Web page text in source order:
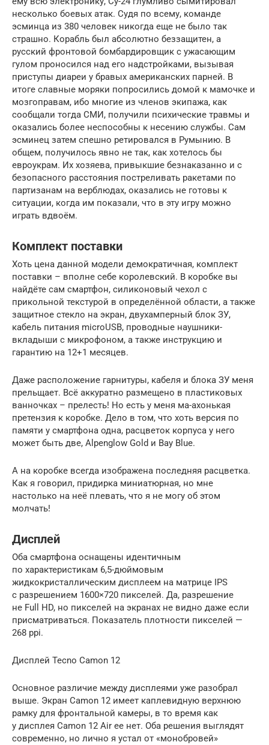
несколько боевых атак. Судя по всему, команде
эсминца из 380 человек никогда еще не было так
страшно. Корабль был абсолютно беззащитен, а
русский фронтовой бомбардировщик с ужасающим
гулом проносился над его надстройками, вызывая
приступы диареи у бравых американских парней. В
итоге славные моряки попросились домой к мамочке и
мозгоправам, ибо многие из членов экипажа, как
сообщали тогда СМИ, получили психические травмы и
оказались более неспособны к несению службы. Сам
эсминец затем спешно ретировался в Румынию. В
общем, получилось явно не так, как хотелось бы
евроукрам. Их хозяева, привыкшие безнаказанно и с
безопасного расстояния постреливать ракетами по
партизанам на верблюдах, оказались не готовы к
ситуации, когда им показали, что в эту игру можно
играть вдвоём.
Комплект поставки
Хоть цена данной модели демократичная, комплект
поставки – вполне себе королевский. В коробке вы
найдёте сам смартфон, силиконовый чехол с
прикольной текстурой в определённой области, а также
защитное стекло на экран, двухамперный блок ЗУ,
кабель питания microUSB, проводные наушники-
вкладыши с микрофоном, а также инструкцию и
гарантию на 12+1 месяцев.
Даже расположение гарнитуры, кабеля и блока ЗУ меня
прельщает. Всё аккуратно размещено в пластиковых
ванночках – прелесть! Но есть у меня ма-ахонькая
претензия к коробке. Дело в том, что хоть версия по
памяти у смартфона одна, расцветок корпуса у него
может быть две, Alpenglow Gold и Bay Blue.
А на коробке всегда изображена последняя расцветка.
Как я говорил, придирка миниатюрная, но мне
настолько на неё плевать, что я не могу об этом
молчать!
Дисплей
Оба смартфона оснащены идентичным
по характеристикам 6,5-дюймовым
жидкокристаллическим дисплеем на матрице IPS
с разрешением 1600×720 пикселей. Да, разрешение
не Full HD, но пикселей на экранах не видно даже если
присматриваться. Показатель плотности пикселей —
268 ppi.
Дисплей Tecno Camon 12
Основное различие между дисплеями уже разобрал
выше. Экран Camon 12 имеет каплевидную верхнюю
рамку для фронтальной камеры, в то время как
у дисплея Camon 12 Air ее нет. Оба решения выглядят
современно, но лично я устал от «монобровей»